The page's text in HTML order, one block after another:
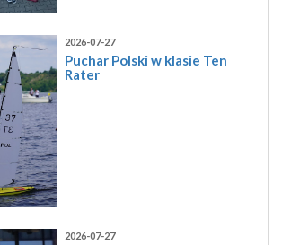
2026-07-27
Puchar Polski w klasie Ten
Rater
2026-07-27